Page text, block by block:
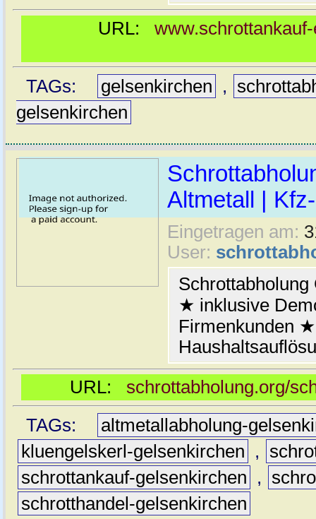
URL:
TAGs: gelsenkirchen ,
gelsenkirchen
Altmetall |
Eingetragen am:
User:
★ inklusive
Firmenkunden
URL: schrottabholung.org/
TAGs:
altmetallabholung-
kluengelskerl-gelsenkirchen
,
schrottankauf-gelsenkirchen
,
schrotthandel-gelsenkirchen